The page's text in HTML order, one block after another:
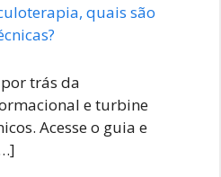
quais são
trás da
e turbine
Acesse o guia e